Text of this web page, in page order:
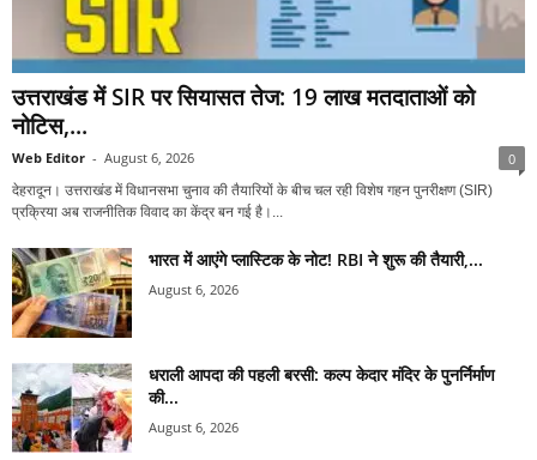
उत्तराखंड में SIR पर सियासत तेज: 19 लाख मतदाताओं को
नोटिस,...
Web Editor - August 6, 2026 0
देहरादून। उत्तराखंड में विधानसभा चुनाव की तैयारियों के बीच चल रही विशेष गहन पुनरीक्षण (SIR)
प्रक्रिया अब राजनीतिक विवाद का केंद्र बन गई है।...
भारत में आएंगे प्लास्टिक के नोट! RBI ने शुरू की तैयारी,...
August 6, 2026
धराली आपदा की पहली बरसी: कल्प केदार मंदिर के पुनर्निर्माण
की...
August 6, 2026